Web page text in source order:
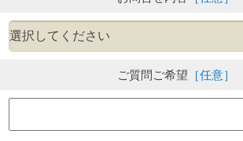
ご質問ご希望 ［任意］